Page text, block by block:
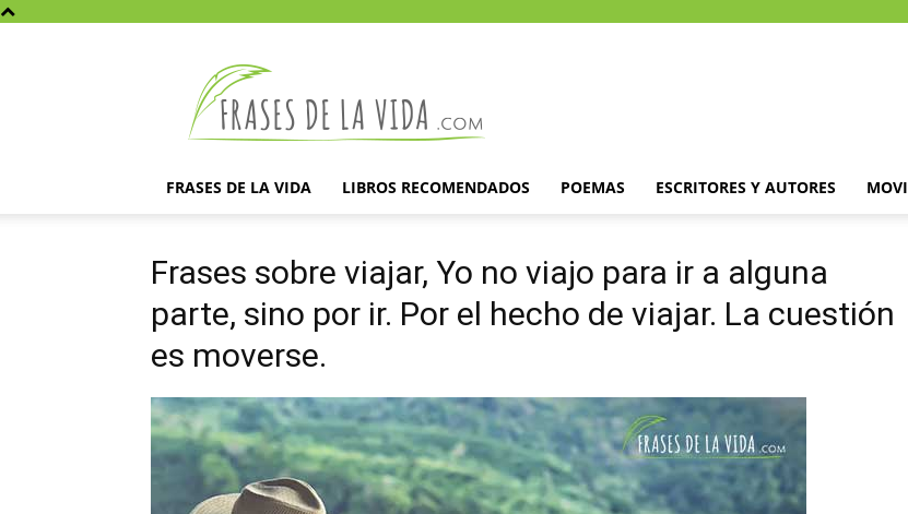
la
vida
FRASES DE LA VIDA LIBROS RECOMENDADOS POEMAS ESCRITORES Y AUTORES
Frases sobre viajar, Yo no viajo para ir a alguna
parte, sino por ir. Por el hecho de viajar. La cuestión
es moverse.